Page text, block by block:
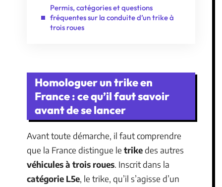
Permis, catégories et questions
fréquentes sur la conduite d’un trike à
trois roues
Homologuer un trike en
France : ce qu’il faut savoir
avant de se lancer
Avant toute démarche, il faut comprendre
que la France distingue le trikedes autres
véhicules à trois roues. Inscrit dans la
catégorie L5e, le trike, qu’il s’agisse d’un